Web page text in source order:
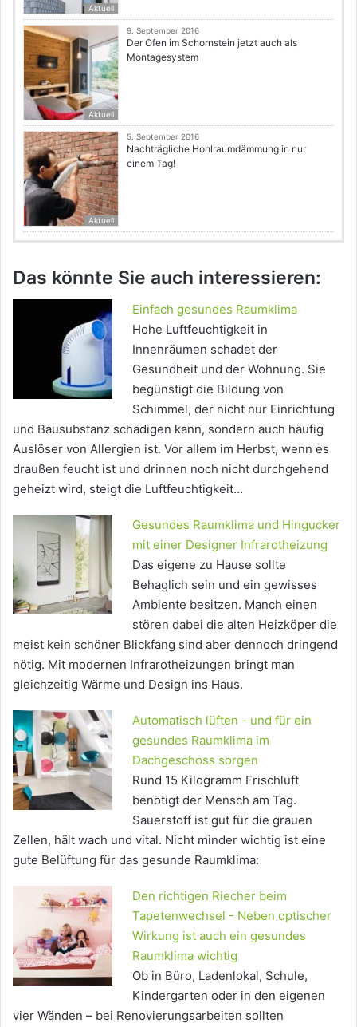
Aktuell
Aktuell
9. September 2016
Der Ofen im Schornstein jetzt auch als
Montagesystem
Aktuell
5. September 2016
Nachträgliche Hohlraumdämmung in nur
einem Tag!
Das könnte Sie auch interessieren:
Einfach gesundes Raumklima
Hohe Luftfeuchtigkeit in
Innenräumen schadet der
Gesundheit und der Wohnung. Sie
begünstigt die Bildung von
Schimmel, der nicht nur Einrichtung
und Bausubstanz schädigen kann, sondern auch häufig
Auslöser von Allergien ist. Vor allem im Herbst, wenn es
draußen feucht ist und drinnen noch nicht durchgehend
geheizt wird, steigt die Luftfeuchtigkeit…
Gesundes Raumklima und Hingucker
mit einer Designer Infrarotheizung
Das eigene zu Hause sollte
Behaglich sein und ein gewisses
Ambiente besitzen. Manch einen
stören dabei die alten Heizköper die
meist kein schöner Blickfang sind aber dennoch dringend
nötig. Mit modernen Infrarotheizungen bringt man
gleichzeitig Wärme und Design ins Haus.
Automatisch lüften - und für ein
gesundes Raumklima im
Dachgeschoss sorgen
Rund 15 Kilogramm Frischluft
benötigt der Mensch am Tag.
Sauerstoff ist gut für die grauen
Zellen, hält wach und vital. Nicht minder wichtig ist eine
gute Belüftung für das gesunde Raumklima:
Den richtigen Riecher beim
Tapetenwechsel - Neben optischer
Wirkung ist auch ein gesundes
Raumklima wichtig
Ob in Büro, Ladenlokal, Schule,
Kindergarten oder in den eigenen
vier Wänden – bei Renovierungsarbeiten sollten